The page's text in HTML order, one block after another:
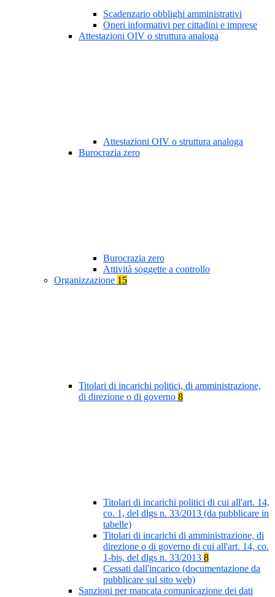
Scadenzario obblighi amministrativi
Oneri informativi per cittadini e imprese
Attestazioni OIV o struttura analoga
Attestazioni OIV o struttura analoga
Burocrazia zero
Burocrazia zero
Attività soggette a controllo
Organizzazione 15
Titolari di incarichi politici, di amministrazione,
di direzione o di governo 8
Titolari di incarichi politici di cui all'art. 14,
co. 1, del dlgs n. 33/2013 (da pubblicare in
tabelle)
Titolari di incarichi di amministrazione, di
direzione o di governo di cui all'art. 14, co.
1-bis, del dlgs n. 33/2013 8
Cessati dall'incarico (documentazione da
pubblicare sul sito web)
Sanzioni per mancata comunicazione dei dati